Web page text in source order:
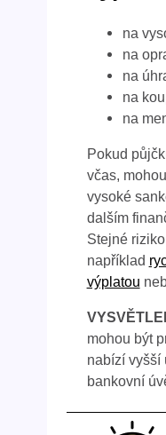
na
na
na
na
na
Pokud
včas,
vysoké
dalším
Stejné
například
výplatou
mohou být
nabízí vyšší
bankovní